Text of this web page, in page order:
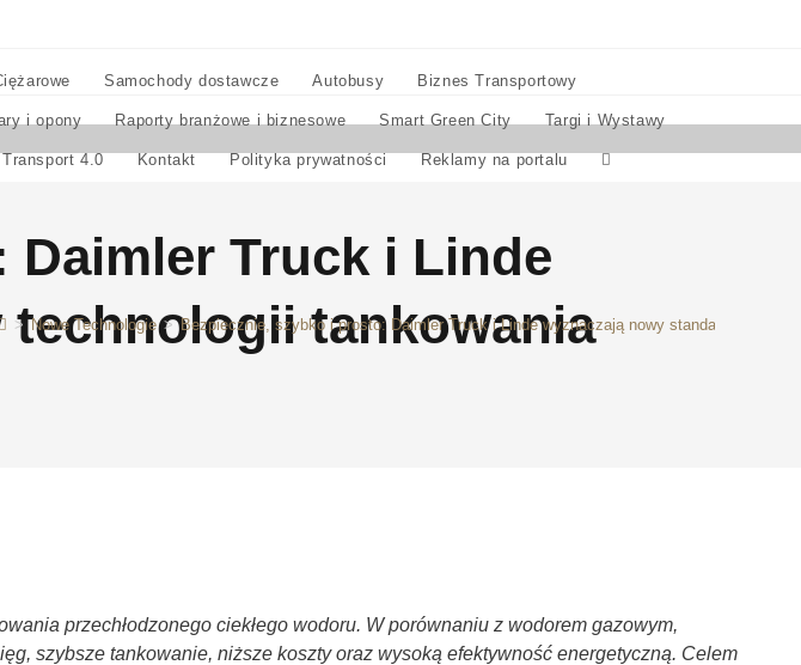
Samochody dostawcze Autobusy Biznes Transportowy
i opony Raporty branżowe i biznesowe Smart Green City Targi i Wystawy
Transport 4.0 Kontakt Polityka prywatności Reklamy na portalu
Truck i Linde
technologii tankowania
> Nowe Technologie > Bezpiecznie, szybko i prosto: Daimler Truck i Linde wyznaczają nowy standard w
przechłodzonego ciekłego wodoru. W porównaniu z wodorem gazowym,
szybsze tankowanie, niższe koszty oraz wysoką efektywność energetyczną. Celem